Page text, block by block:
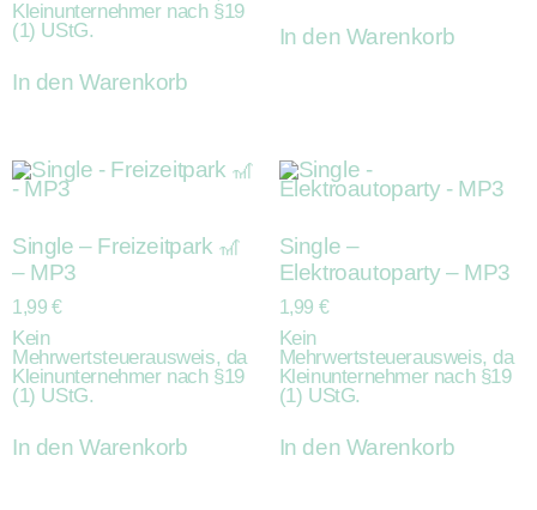
Kleinunternehmer nach §19
(1) UStG.
In den Warenkorb
In den Warenkorb
Single – Freizeitpark 🎢
– MP3
1,99 €
Kein
Mehrwertsteuerausweis, da
Kleinunternehmer nach §19
(1) UStG.
In den Warenkorb
Single –
Elektroautoparty – MP3
1,99 €
Kein
Mehrwertsteuerausweis, da
Kleinunternehmer nach §19
(1) UStG.
In den Warenkorb